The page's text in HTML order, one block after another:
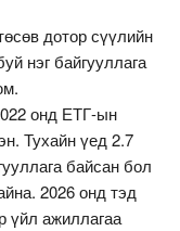
дотор сүүлийн
нэг байгууллага
онд ЕТГ-ын
Тухайн үед 2.7
байсан бол
2026 онд тэд
үйл ажиллагаа